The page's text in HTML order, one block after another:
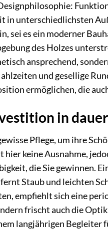
in unterschiedlichsten
sei es ein moderner
des Holzes
ansprechend,
und gesellige
ermöglichen, die
in
Pflege, um ihre
hier keine Ausnahme,
die Sie gewinnen.
Staub und leichten
empfiehlt sich eine
frischt auch die
langjährigen Begleiter